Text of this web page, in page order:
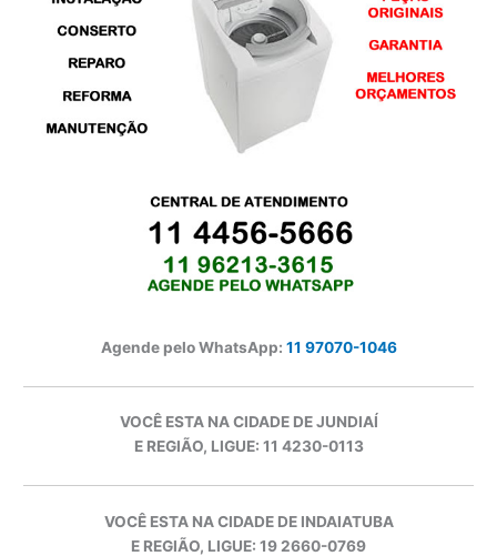
Agende pelo WhatsApp: 11 97070-1046
VOCÊ ESTA NA CIDADE DE JUNDIAÍ
E REGIÃO, LIGUE: 11 4230-0113
VOCÊ ESTA NA CIDADE DE INDAIATUBA
E REGIÃO, LIGUE: 19 2660-0769